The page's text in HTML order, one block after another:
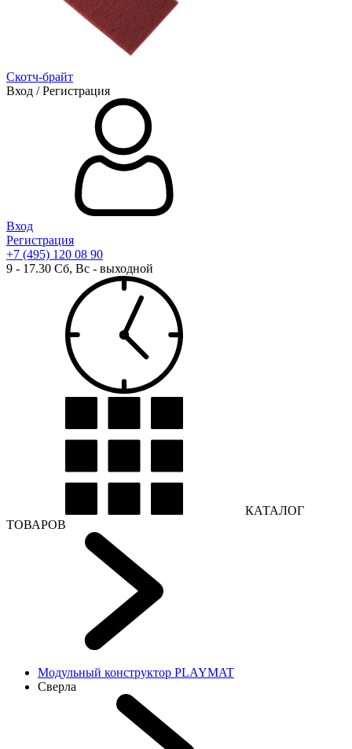
Скотч-брайт
Вход / Регистрация
Вход
Регистрация
+7 (495) 120 08 90
9 - 17.30 Сб, Вс - выходной
КАТАЛОГ
ТОВАРОВ
Модульный конструктор PLAYMAT
Сверла